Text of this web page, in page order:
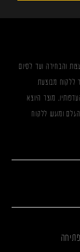
והבחירה ועד לסיום
ללקוח מבוצעת
מוצר היוצא
ומוגש ללקוח